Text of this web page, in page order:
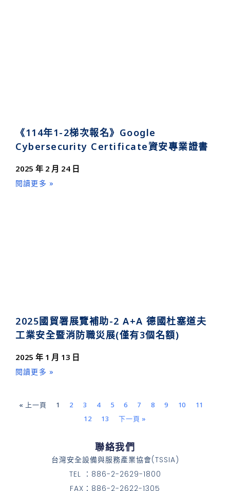
《114年1-2梯次報名》Google
Cybersecurity Certificate資安專業證書
2025 年 2 月 24 日
閱讀更多 »
2025國貿署展覽補助-2 A+A 德國杜塞道夫
工業安全暨消防職災展(僅有3個名額)
2025 年 1 月 13 日
閱讀更多 »
« 上一頁 1 2 3 4 5 6 7 8 9 10
11
12
13 下一頁 »
聯絡我們
台灣安全設備與服務產業協會(TSSIA)
TEL ：886-2-2629-1800
FAX：886-2-2622-1305